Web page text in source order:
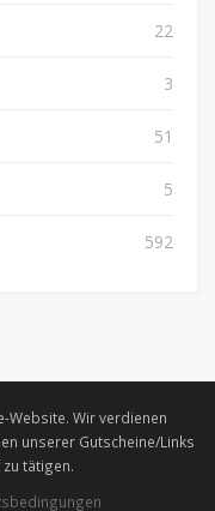
22
3
51
5
592
Website. Wir verdienen
unserer Gutscheine/Links
tätigen.